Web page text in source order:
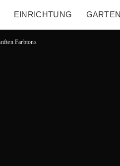
EINRICHTUNG GARTEN
Farbtons